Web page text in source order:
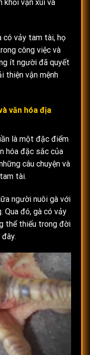
khỏi vận xui và
có vảy tam tài, họ
công việc và
ít người đã quyết
thiện vận mệnh
văn hóa địa
là một đặc điểm
hóa đặc sắc của
câu chuyện và
tài.
người nuôi gà với
Qua đó, gà có vảy
thể thiếu trong đời